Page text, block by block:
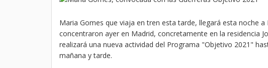
Maria Gomes que viaja en tren esta tarde, llegará esta noche
concentraron ayer en Madrid, concretamente en la residencia
realizará una nueva actividad del Programa "Objetivo 2021"
mañana y tarde.